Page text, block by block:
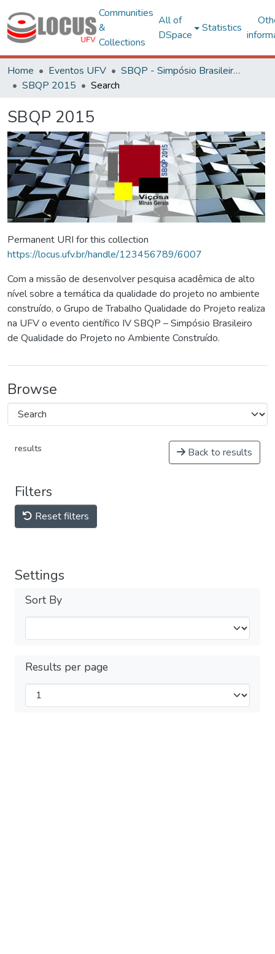
Communities
&
Collections
All of
DSpace
Statistics
Home Eventos UFV
SBQP - Simpósio Brasileiro de Qualidade do Projeto no Ambiente Construído
SBQP 2015
Search
SBQP 2015
Permanent URI for this collection
https://locus.ufv.br/handle/123456789/6007
Com a missão de desenvolver pesquisa acadêmica de alto
nível sobre a temática da qualidade do projeto no ambiente
construído, o Grupo de Trabalho Qualidade do Projeto realiza
na UFV o evento científico IV SBQP – Simpósio Brasileiro
de Qualidade do Projeto no Ambiente Construído.
Browse
results Back to results
Filters
Reset filters
Settings
Sort By
Results per page